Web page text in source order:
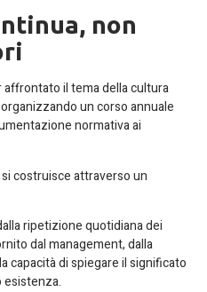
non
il tema della cultura
un corso annuale
normativa ai
costruisce attraverso un
ripetizione quotidiana dei
dal management, dalla
capacità di spiegare il significato
esistenza.